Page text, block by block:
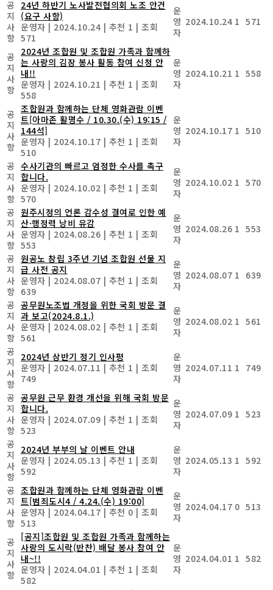
공
지
사
항
24년 하반기 노사발전협의회 노조 안건
(요구 사항)
운영자 | 2024.10.24 | 추천 1 | 조회
571
운
영
자
2024.10.24 1 571
공
지
사
항
2024년 조합원 및 조합원 가족과 함께하
는 사랑의 김장 봉사 활동 참여 신청 안
내!!
운영자 | 2024.10.21 | 추천 1 | 조회
558
운
영
자
2024.10.21 1 558
공
지
사
항
조합원과 함께하는 단체 영화관람 이벤
트[아마존 활명수 / 10.30.(수) 19:15 /
144석]
운영자 | 2024.10.17 | 추천 1 | 조회
510
운
영
자
2024.10.17 1 510
공
지
사
항
수사기관의 빠르고 엄정한 수사를 촉구
합니다.
운영자 | 2024.10.02 | 추천 1 | 조회
570
운
영
자
2024.10.02 1 570
공
지
사
항
원주시정의 언론 감수성 결여로 인한 예
산·행정력 낭비 유감
운영자 | 2024.08.26 | 추천 1 | 조회
553
운
영
자
2024.08.26 1 553
공
지
사
항
원공노 창립 3주년 기념 조합원 선물 지
급 사전 공지
운영자 | 2024.08.07 | 추천 1 | 조회
639
운
영
자
2024.08.07 1 639
공
지
사
항
공무원노조법 개정을 위한 국회 방문 결
과 보고(2024.8.1.)
운영자 | 2024.08.02 | 추천 1 | 조회
561
운
영
자
2024.08.02 1 561
공
지
사
항
2024년 상반기 정기 인사평
운영자 | 2024.07.11 | 추천 1 | 조회
749
운
영
자
2024.07.11 1 749
공
지
사
항
공무원 근무 환경 개선을 위해 국회 방문
합니다.
운영자 | 2024.07.09 | 추천 1 | 조회
523
운
영
자
2024.07.09 1 523
공
지
사
항
2024년 부부의 날 이벤트 안내
운영자 | 2024.05.13 | 추천 1 | 조회
592
운
영
자
2024.05.13 1 592
공
지
사
항
조합원과 함께하는 단체 영화관람 이벤
트[범죄도시4 / 4.24.(수) 19:00]
운영자 | 2024.04.17 | 추천 0 | 조회
513
운
영
자
2024.04.17 0 513
공
지
사
항
[공지]조합원 및 조합원 가족과 함께하는
사랑의 도시락(반찬) 배달 봉사 참여 안
내~!!
운영자 | 2024.04.01 | 추천 1 | 조회
582
운
영
자
2024.04.01 1 582